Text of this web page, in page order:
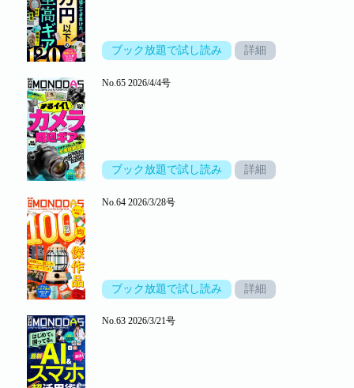
ブック放題で試し読み 詳細
No.65 2026/4/4号
ブック放題で試し読み 詳細
No.64 2026/3/28号
ブック放題で試し読み 詳細
No.63 2026/3/21号